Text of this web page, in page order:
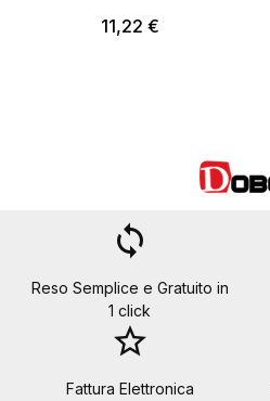
11,22 €
loop
Reso Semplice e Gratuito in
1 click
star_border
Fattura Elettronica